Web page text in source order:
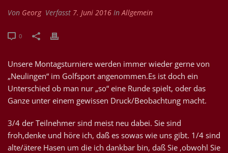
Von Georg Verfasst 7. Juni 2016 InAllgemein
0
Unsere Montagsturniere werden immer wieder gerne von
„Neulingen“ im Golfsport angenommen.Es ist doch ein
Unterschied ob man nur „so“ eine Runde spielt, oder das
Ganze unter einem gewissen Druck/Beobachtung macht.
3/4 der Teilnehmer sind meist neu dabei. Sie sind
froh,denke und höre ich, daß es sowas wie uns gibt. 1/4 sind
alte/ätere Hasen um die ich dankbar bin, daß Sie ,obwohl Sie